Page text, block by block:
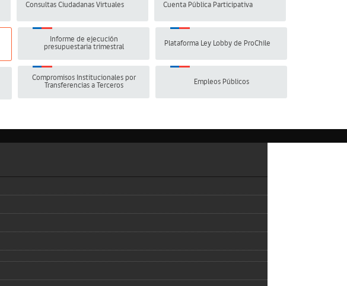
Consultas Ciudadanas Virtuales Cuenta Pública Participativa
Informe de ejecución
presupuestaria trimestral
Plataforma Ley Lobby de ProChile
Empleos Públicos
Compromisos Institucionales por
Transferencias a Terceros